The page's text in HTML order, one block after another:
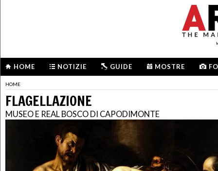
HOME NOTIZIE GUIDE MOSTRE
HOME
FLAGELLAZIONE
MUSEO E REAL BOSCO DI CAPODIMONTE